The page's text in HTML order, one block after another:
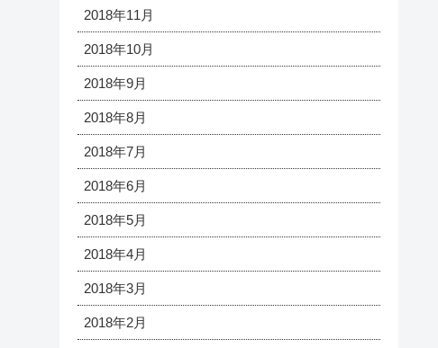
2018年11月
2018年10月
2018年9月
2018年8月
2018年7月
2018年6月
2018年5月
2018年4月
2018年3月
2018年2月